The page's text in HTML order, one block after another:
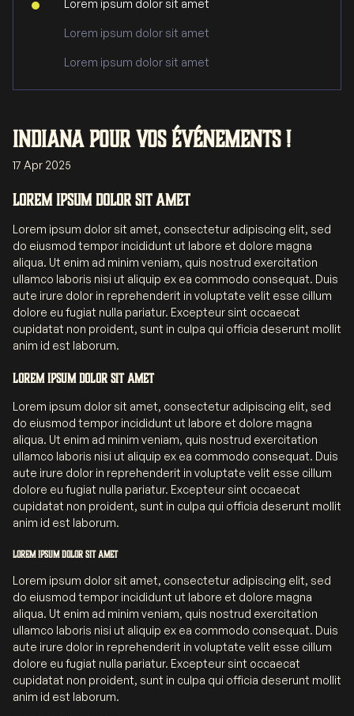
Indiana pour vos événements !
17 Apr 2025
Lorem ipsum dolor sit amet
Lorem ipsum dolor sit amet, consectetur adipiscing elit, sed
do eiusmod tempor incididunt ut labore et dolore magna
aliqua. Ut enim ad minim veniam, quis nostrud exercitation
ullamco laboris nisi ut aliquip ex ea commodo consequat. Duis
aute irure dolor in reprehenderit in voluptate velit esse cillum
dolore eu fugiat nulla pariatur. Excepteur sint occaecat
cupidatat non proident, sunt in culpa qui officia deserunt mollit
anim id est laborum.
Lorem ipsum dolor sit amet
Lorem ipsum dolor sit amet, consectetur adipiscing elit, sed
do eiusmod tempor incididunt ut labore et dolore magna
aliqua. Ut enim ad minim veniam, quis nostrud exercitation
ullamco laboris nisi ut aliquip ex ea commodo consequat. Duis
aute irure dolor in reprehenderit in voluptate velit esse cillum
dolore eu fugiat nulla pariatur. Excepteur sint occaecat
cupidatat non proident, sunt in culpa qui officia deserunt mollit
anim id est laborum.
Lorem ipsum dolor sit amet
Lorem ipsum dolor sit amet, consectetur adipiscing elit, sed
do eiusmod tempor incididunt ut labore et dolore magna
aliqua. Ut enim ad minim veniam, quis nostrud exercitation
ullamco laboris nisi ut aliquip ex ea commodo consequat. Duis
aute irure dolor in reprehenderit in voluptate velit esse cillum
dolore eu fugiat nulla pariatur. Excepteur sint occaecat
cupidatat non proident, sunt in culpa qui officia deserunt mollit
anim id est laborum.
Lorem ipsum dolor sit amet
Lorem ipsum dolor sit amet
Lorem ipsum dolor sit amet